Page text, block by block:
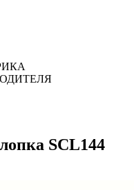
SCL144